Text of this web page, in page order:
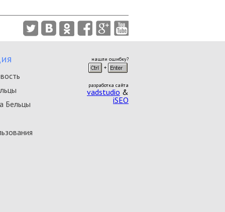
Бельцы
нашли ошибку?
разработка сайта
vadstudio &
iSEO